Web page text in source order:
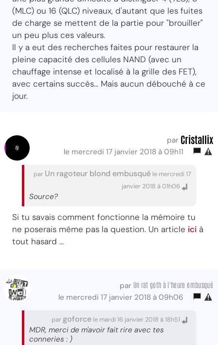
(MLC) ou 16 (QLC) niveaux, d'autant que les fuites
de charge se mettent de la partie pour "brouiller"
un peu plus ces valeurs.
Il y a eut des recherches faites pour restaurer la
pleine capacité des cellules NAND (avec un
chauffage intense et localisé à la grille des FET),
avec certains succès... Mais aucun débouché à ce
jour.
par Cristallix
le mercredi 17 janvier 2018 à 09h11
par Un ragoteur blond embusqué le mercredi 17
janvier 2018 à 01h06
Source?
Si tu savais comment fonctionne la mémoire tu
ne poserais même pas la question. Un article ici à
tout hasard ...
par Un rat goth à l'heure embusqué
le mercredi 17 janvier 2018 à 09h06
par goforce le mardi 16 janvier 2018 à 18h51
MDR, merci de m'avoir fait rire avec tes
conneries : )